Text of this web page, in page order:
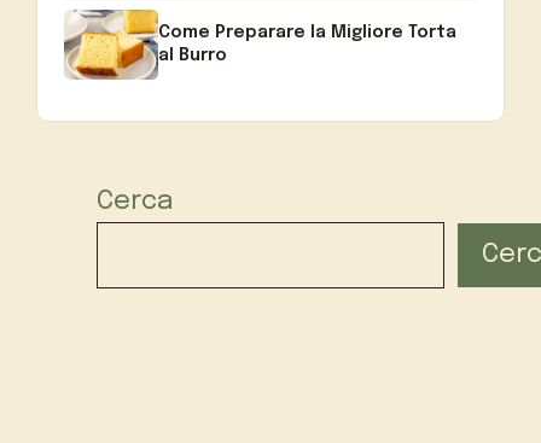
Come Preparare la Migliore Torta
al Burro
Cerca